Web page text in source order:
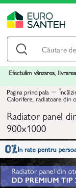
Efectuăm vânzarea,
Pagina principala
Calorifere, radiatoare din
Radiator panel
900x1000
In rate pentru